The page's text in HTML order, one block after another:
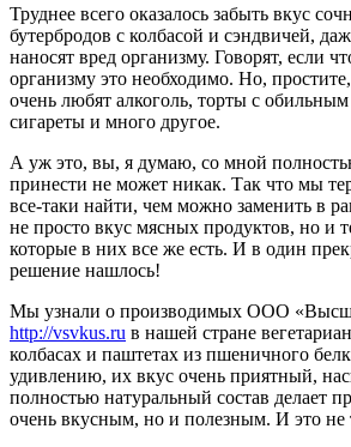
Труднее всего оказалось забыть вкус
бутербродов с колбасой и сэндвичей,
наносят вред организму. Говорят, если
организму это необходимо. Но,
очень любят алкоголь, торты с
сигареты и много другое.
А уж это, вы, я думаю, со мной
принести не может никак. Так что мы
все-таки найти, чем можно заменить в
не просто вкус мясных продуктов, но и
которые в них все же есть. И в один
решение нашлось!
Мы узнали о производимых ООО
http://vsvkus.ru в нашей стране
колбасах и паштетах из пшеничного
удивлению, их вкус очень приятный,
полностью натуральный состав делает
очень вкусным, но и полезным. И это не